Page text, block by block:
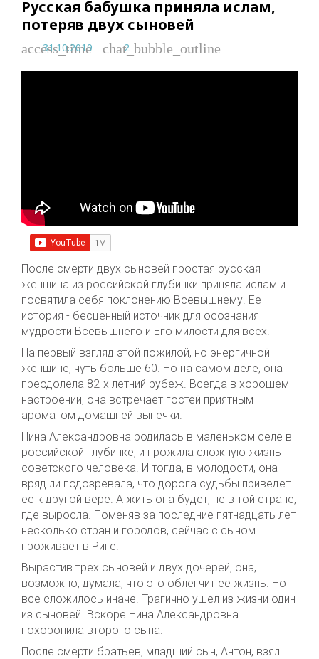
Русская бабушка приняла ислам,
потеряв двух сыновей
access_time
31.10.2019 chat_bubble_outline
2
После смерти двух сыновей простая русская
женщина из российской глубинки приняла ислам и
посвятила себя поклонению Всевышнему. Ее
история - бесценный источник для осознания
мудрости Всевышнего и Его милости для всех.
На первый взгляд этой пожилой, но энергичной
женщине, чуть больше 60. Но на самом деле, она
преодолела 82-х летний рубеж. Всегда в хорошем
настроении, она встречает гостей приятным
ароматом домашней выпечки.
Нина Александровна родилась в маленьком селе в
российской глубинке, и прожила сложную жизнь
советского человека. И тогда, в молодости, она
вряд ли подозревала, что дорога судьбы приведет
её к другой вере. А жить она будет, не в той стране,
где выросла. Поменяв за последние пятнадцать лет
несколько стран и городов, сейчас с сыном
проживает в Риге.
Вырастив трех сыновей и двух дочерей, она,
возможно, думала, что это облегчит ее жизнь. Но
все сложилось иначе. Трагично ушел из жизни один
из сыновей. Вскоре Нина Александровна
похоронила второго сына.
После смерти братьев, младший сын, Антон, взял